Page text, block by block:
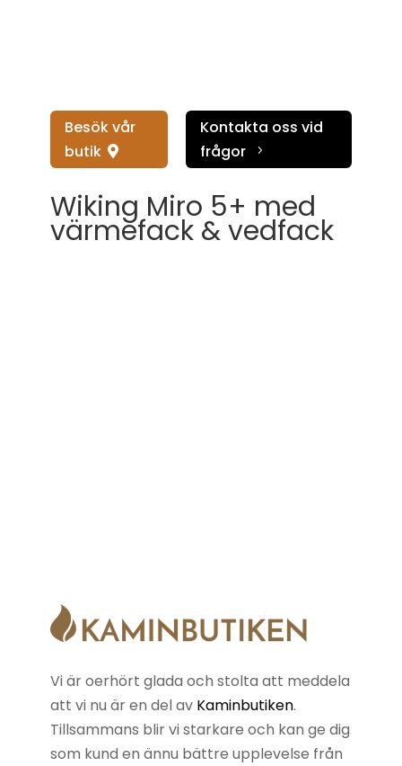
Besök vår
butik 
Kontakta oss vid
frågor
5
Wiking Miro 5+ med
värmefack & vedfack
Vi är oerhört glada och stolta att meddela
att vi nu är en del av Kaminbutiken.
Tillsammans blir vi starkare och kan ge dig
som kund en ännu bättre upplevelse från